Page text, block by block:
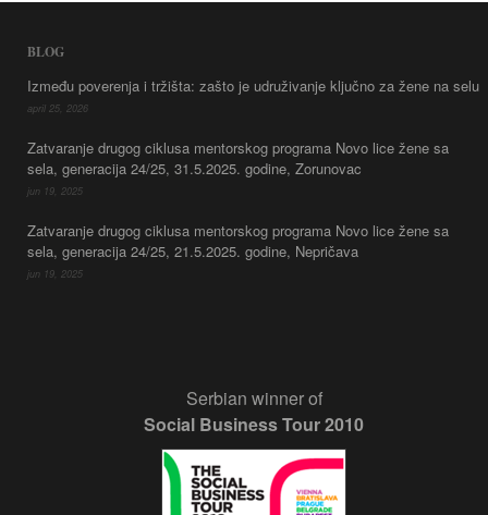
BLOG
Između poverenja i tržišta: zašto je udruživanje ključno za žene na selu
april 25, 2026
Zatvaranje drugog ciklusa mentorskog programa Novo lice žene sa
sela, generacija 24/25, 31.5.2025. godine, Zorunovac
jun 19, 2025
Zatvaranje drugog ciklusa mentorskog programa Novo lice žene sa
sela, generacija 24/25, 21.5.2025. godine, Nepričava
jun 19, 2025
Serbian winner of
Social Business Tour 2010